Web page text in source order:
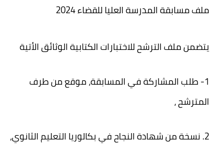
ملف مسابقة المدرسة العليا للقضاء 2024
يتضمن ملف الترشح للاختبارات الكتابية الوثائق الأتية
1- طلب المشاركة في المسابقة، موقع من طرف
المترشح ،
2. نسخة من شهادة النجاح في بكالوريا التعليم الثانوي،